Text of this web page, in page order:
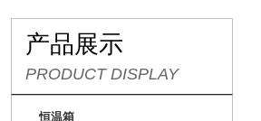
产品展示
PRODUCT DISPLAY
恒温箱